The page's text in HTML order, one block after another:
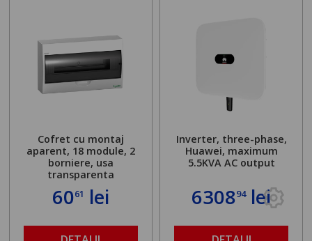
Cofret cu montaj
aparent, 18 module, 2
borniere, usa
transparenta
6061 lei
Inverter, three-phase,
Huawei, maximum
5.5KVA AC output
630894lei